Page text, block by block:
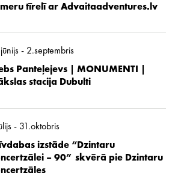
tīrelī ar Advaitaadventures.lv
- 2.septembris
Panteļejevs | MONUMENTI |
stacija Dubulti
- 31.oktobris
izstāde “Dzintaru
– 90” skvērā pie Dzintaru